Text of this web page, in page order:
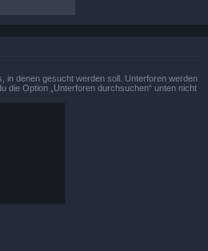
in denen gesucht werden soll. Unterforen werden
die Option „Unterforen durchsuchen“ unten nicht